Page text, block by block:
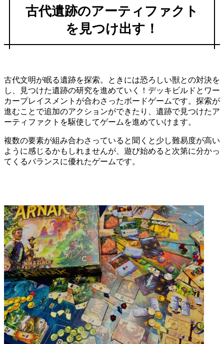
古代遺跡のアーティファクト
を見つけ出す！
古代文明が眠る遺跡を探索。ときには恐ろしい獣との対決を
し、見つけた遺跡の研究を進めていく！デッキビルドとワー
カープレイスメントが合わさったボードゲームです。探索が
進むことで追加のアクションができたり、遺跡で見つけたア
ーティファクトを駆使してゲームを進めていけます。
複数の要素が組み合わさっていると聞くと少し難易度が高い
ように感じるかもしれませんが、遊び始めると次第に分かっ
てくるバランスに優れたゲームです。